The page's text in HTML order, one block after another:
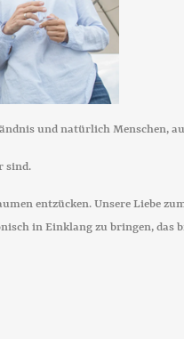
und natürlich Menschen,
sind.
entzücken. Unsere Liebe
in Einklang zu bringen, das